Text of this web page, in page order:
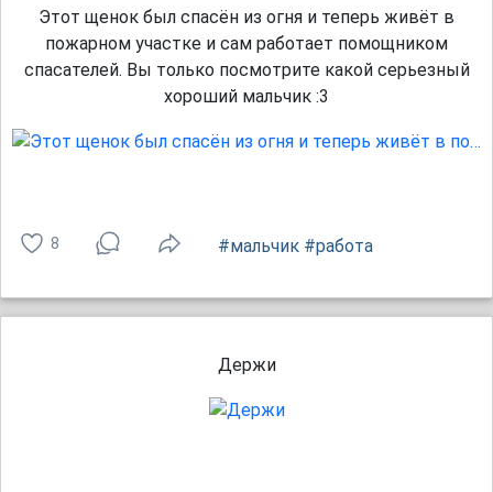
Этот щенок был спасён из огня и теперь живёт в
пожарном участке и сам работает помощником
спасателей. Вы только посмотрите какой серьезный
хороший мальчик :3
8 #мальчик #работа
Держи